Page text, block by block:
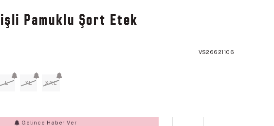
Pamuklu Şort Etek
VS26621106
L XL XXL
Gelince Haber Ver